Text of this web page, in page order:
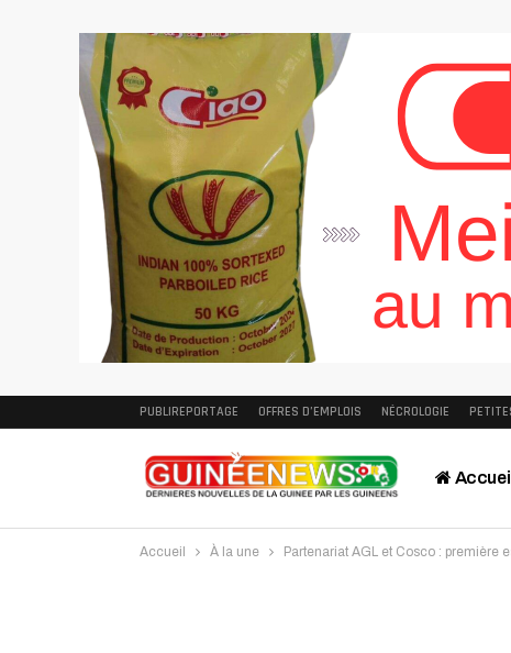
PUBLIREPORTAGE OFFRES D’EMPLOIS NÉCROLOGIE
Accueil
Accueil À la une Partenariat AGL et Cosco : première